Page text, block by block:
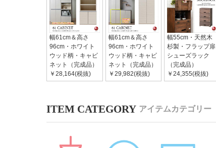
幅61cm＆高さ
96cm・ホワイト
ウッド柄・キャビ
ネット（完成品）
￥28,164(税抜)
幅61cm＆高さ
96cm・ホワイト
ウッド柄・キャビ
ネット（完成品）
￥29,982(税抜)
幅55cm・天然木
杉製・フラップ扉
シューズラック
（完成品）
￥24,355(税抜)
アイテムカテゴリー